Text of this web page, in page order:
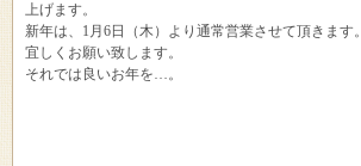
上げます。
新年は、1月6日（木）より通常営業させて頂きます。
宜しくお願い致します。
それでは良いお年を…。